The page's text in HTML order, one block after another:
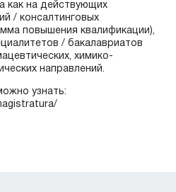
как на действующих
/ консалтинговых
повышения квалификации),
/ бакалавриатов
химико-
направлений.
узнать: